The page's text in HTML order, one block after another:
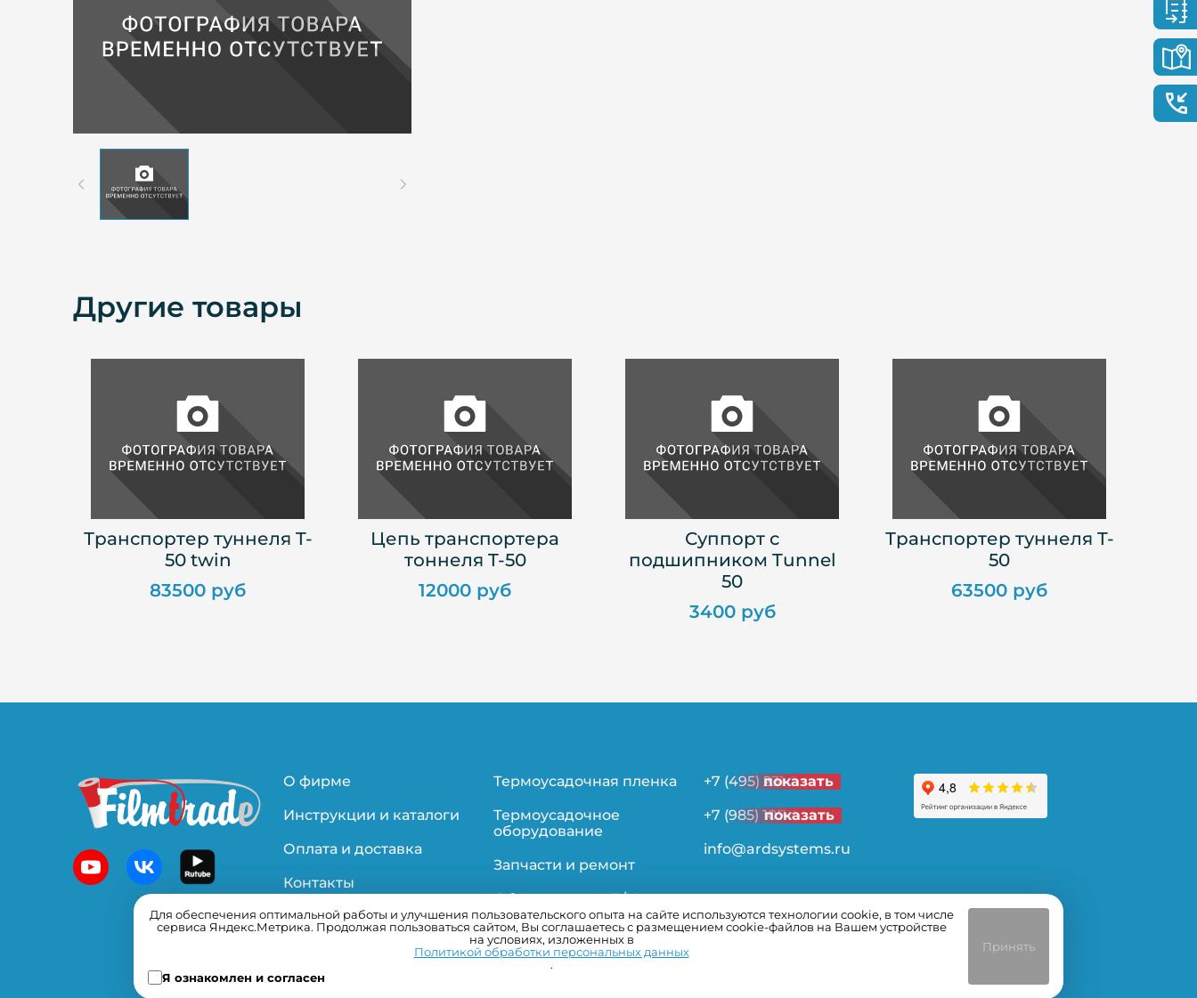
Для обеспечения оптимальной работы и улучшения пользовательского опыта на сайте используются технологии cookie, в том числе
сервиса Яндекс.Метрика. Продолжая пользоваться сайтом, Вы соглашаетесь с размещением cookie-файлов на Вашем устройстве
на условиях, изложенных в
Политикой обработки персональных данных
.
Я ознакомлен и согласен
Принять
Другие товары
Транспортер туннеля T-
50 twin
83500 руб
Цепь транспортера
тоннеля T-50
12000 руб
Суппорт с
подшипником Tunnel
50
3400 руб
Транспортер туннеля T-
50
63500 руб
О фирме
Инструкции и каталоги
Оплата и доставка
Контакты
Политика
конфиденциальности
Термоусадочная пленка
Термоусадочное
оборудование
Запчасти и ремонт
Оборудование Б/У
+7 (495) 231-21-00
показать
+7 (985) 107-62-32
показать
info@ardsystems.ru